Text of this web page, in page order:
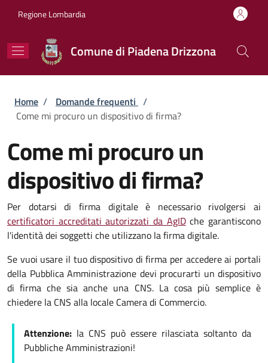
Regione Lombardia
Comune di Piadena Drizzona
Briciole di pane
Home / Domande frequenti /
Come mi procuro un dispositivo di firma?
Come mi procuro un
dispositivo di firma?
Per dotarsi di firma digitale è necessario rivolgersi ai
certificatori accreditati autorizzati da AgIDche garantiscono
l'identità dei soggetti che utilizzano la firma digitale.
Se vuoi usare il tuo dispositivo di firma per accedere ai portali
della Pubblica Amministrazione devi procurarti un dispositivo
di firma che sia anche una CNS. La cosa più semplice è
chiedere la CNS alla locale Camera di Commercio.
Attenzione: la CNS può essere rilasciata soltanto da
Pubbliche Amministrazioni!